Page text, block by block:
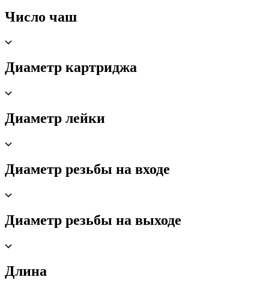
Число чаш
Диаметр картриджа
Диаметр лейки
Диаметр резьбы на входе
Диаметр резьбы на выходе
Длина